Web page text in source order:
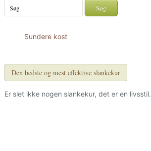
Sundere kost
Den bedste og mest effektive slankekur
Er slet ikke nogen slankekur, det er en livsstil.